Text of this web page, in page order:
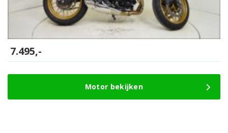
7.495,-
Motor bekijken